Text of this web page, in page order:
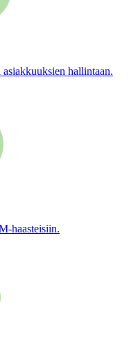
hallintaan.
haasteisiin.